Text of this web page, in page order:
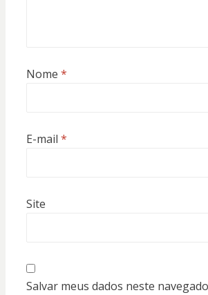
Nome *
E-mail *
Site
Salvar meus dados neste